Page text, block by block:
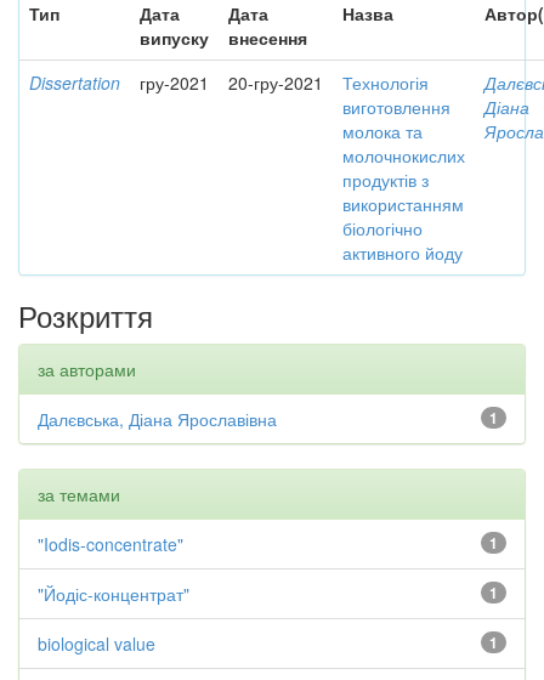
Тип
Дата
випуску
Дата
внесення
Назва
Dissertation гру-2021 20-гру-2021
Технологія
виготовлення
молока та
молочнокислих
продуктів з
використанням
біологічно
активного йоду
Діана
Розкриття
за авторами
1
Далєвська, Діана Ярославівна
за темами
1
"Iodis-concentrate"
1
"Йодіс-концентрат"
1
biological value